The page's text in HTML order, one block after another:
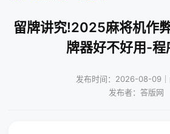
留牌讲究!2025麻将机作
牌器好不好用-程
发布时间：2026-08-09｜
发布者：答版网